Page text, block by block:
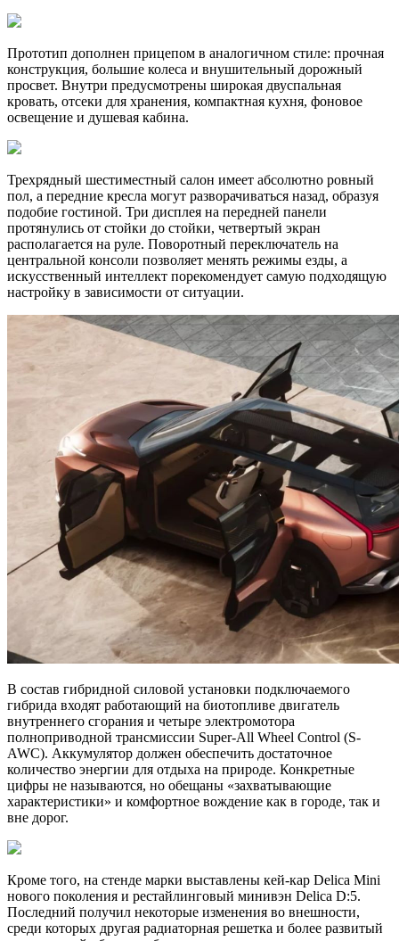
Прототип дополнен прицепом в аналогичном стиле: прочная
конструкция, большие колеса и внушительный дорожный
просвет. Внутри предусмотрены широкая двуспальная
кровать, отсеки для хранения, компактная кухня, фоновое
освещение и душевая кабина.
Трехрядный шестиместный салон имеет абсолютно ровный
пол, а передние кресла могут разворачиваться назад, образуя
подобие гостиной. Три дисплея на передней панели
протянулись от стойки до стойки, четвертый экран
располагается на руле. Поворотный переключатель на
центральной консоли позволяет менять режимы езды, а
искусственный интеллект порекомендует самую подходящую
настройку в зависимости от ситуации.
В состав гибридной силовой установки подключаемого
гибрида входят работающий на биотопливе двигатель
внутреннего сгорания и четыре электромотора
полноприводной трансмиссии Super-All Wheel Control (S-
AWC). Аккумулятор должен обеспечить достаточное
количество энергии для отдыха на природе. Конкретные
цифры не называются, но обещаны «захватывающие
характеристики» и комфортное вождение как в городе, так и
вне дорог.
Кроме того, на стенде марки выставлены кей-кар Delica Mini
нового поколения и рестайлинговый минивэн Delica D:5.
Последний получил некоторые изменения во внешности,
среди которых другая радиаторная решетка и более развитый